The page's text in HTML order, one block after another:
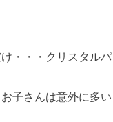
・・・クリスタ
子さんは意外に多い